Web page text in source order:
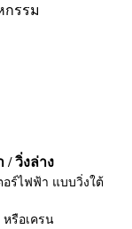
กรรม
/ วิ่งล่าง
ร์ไฟฟ้า แบบวิ่งใต้
หรือเครน